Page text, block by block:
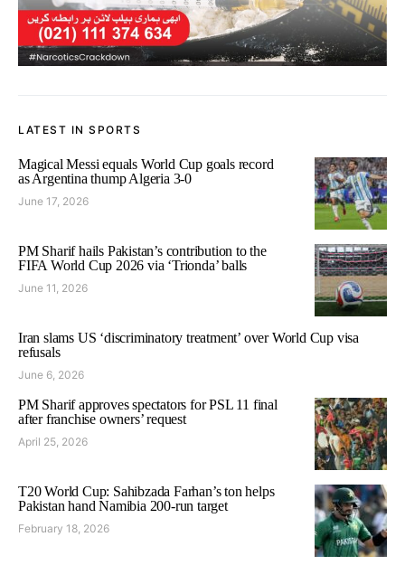
LATEST IN SPORTS
Magical Messi equals World Cup goals record
as Argentina thump Algeria 3-0
June 17, 2026
PM Sharif hails Pakistan’s contribution to the
FIFA World Cup 2026 via ‘Trionda’ balls
June 11, 2026
Iran slams US ‘discriminatory treatment’ over World Cup visa
refusals
June 6, 2026
PM Sharif approves spectators for PSL 11 final
after franchise owners’ request
April 25, 2026
T20 World Cup: Sahibzada Farhan’s ton helps
Pakistan hand Namibia 200-run target
February 18, 2026